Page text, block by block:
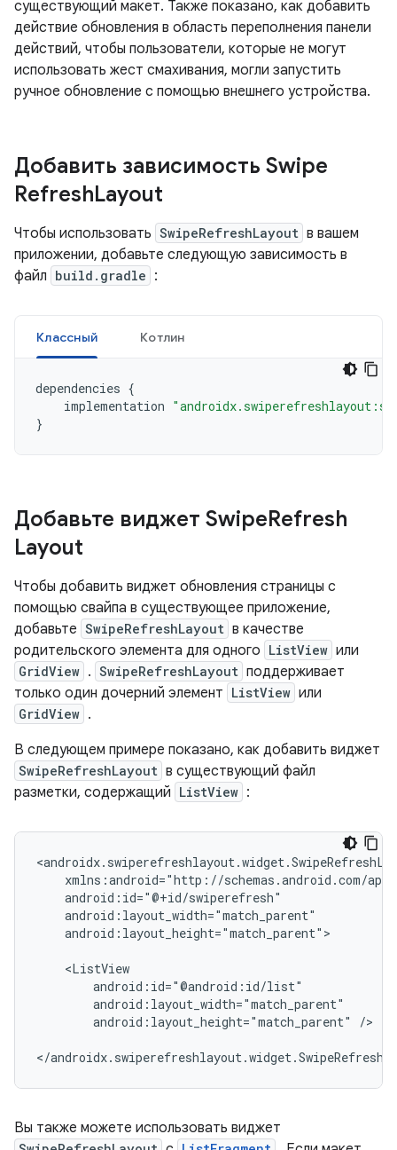
существующий макет. Также показано, как добавить
действие обновления в область переполнения панели
действий, чтобы пользователи, которые не могут
использовать жест смахивания, могли запустить
ручное обновление с помощью внешнего устройства.
Добавить зависимость Swipe
RefreshLayout
Чтобы использовать SwipeRefreshLayout в вашем
приложении, добавьте следующую зависимость в
файл build.gradle :
Классный Котлин
dependencies {
implementation
}
Добавьте виджет SwipeRefresh
Layout
Чтобы добавить виджет обновления страницы с
помощью свайпа в существующее приложение,
добавьте SwipeRefreshLayout в качестве
родительского элемента для одного ListView или
GridView . SwipeRefreshLayout поддерживает
только один дочерний элемент ListView или
GridView .
В следующем примере показано, как добавить виджет
SwipeRefreshLayout в существующий файл
разметки, содержащий ListView :
android:layout_height="match_parent">
android:layout_height="match_parent"
/>
</
Вы также можете использовать виджет